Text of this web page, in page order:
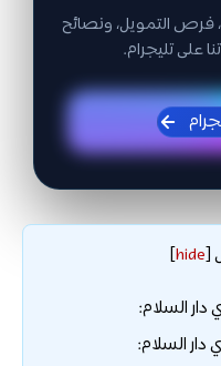
فرص التمويل، ونصائح
على تليجرام.
[
hide
]
السلام:
السلام: